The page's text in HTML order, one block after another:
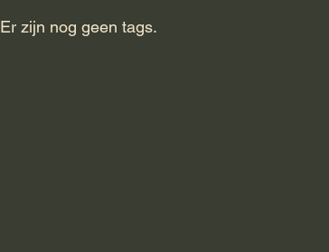
Er zijn nog geen tags.